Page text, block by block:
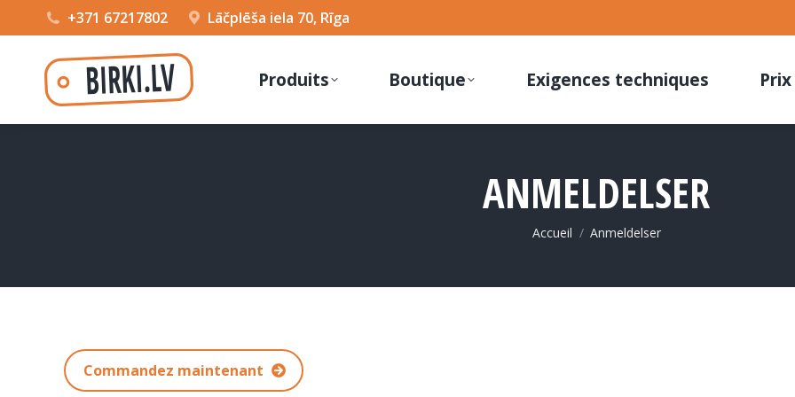
+371 67217802 Lāčplēša iela 70, Rīga
Produits Boutique Exigences techniques Prix
ANMELDELSER
Vous êtes ici :
Accueil Anmeldelser
Commandez maintenant